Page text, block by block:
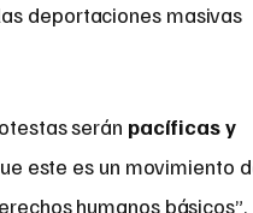
deportaciones masivas
serán pacíficas y
este es un movimiento
humanos básicos”,